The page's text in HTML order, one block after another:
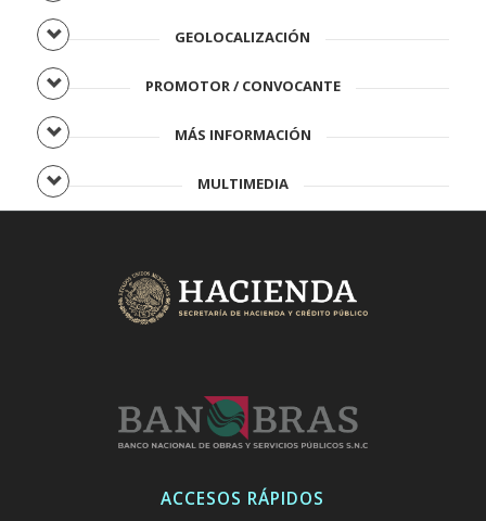
GEOLOCALIZACIÓN
PROMOTOR / CONVOCANTE
MÁS INFORMACIÓN
MULTIMEDIA
ACCESOS RÁPIDOS